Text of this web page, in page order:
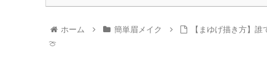
ホーム 簡単眉メイク
【まゆげ描き方】
🍈